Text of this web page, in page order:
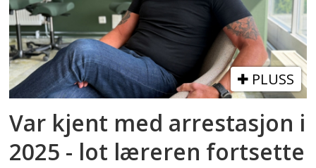
PLUSS
Var kjent med arrestasjon i
2025 - lot læreren fortsette